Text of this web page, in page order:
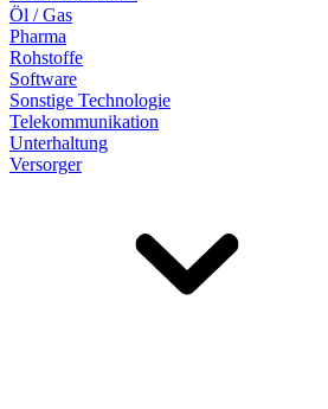
Öl / Gas
Pharma
Rohstoffe
Software
Sonstige Technologie
Telekommunikation
Unterhaltung
Versorger